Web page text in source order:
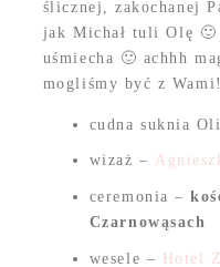
ślicznej, zakochanej
jak Michał tuli Olę 🙂
uśmiecha 🙂 achhh
mogliśmy być z
cudna suknia
wizaż –
ceremonia –
Czarnowąsach
wesele – Hotel